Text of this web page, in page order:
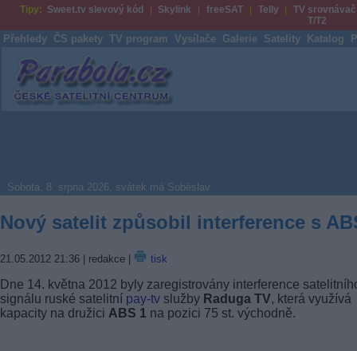
Tipy: Sweet.tv slevový kód Skylink freeSAT Telly
TV srovnávač
T/T2
Přehledy ČS pakety TV program Vysílače Galerie Satelity Katalog
Parabola.cz
Sobota, 8. srpna 2026, svátek má Soběslav
Nový satelit způsobil interference s
21.05.2012 21:36 | redakce | tisk
Dne 14. května 2012 byly zaregistrovány interference
signálu ruské satelitní pay-tv služby Raduga TV, která využívá
kapacity na družici ABS 1 na pozici 75 st. východně.